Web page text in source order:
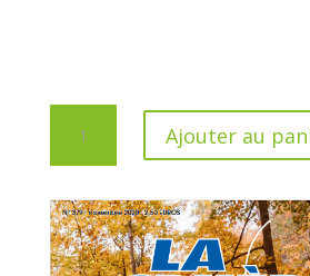
Télécharger
Sphère"
-
Novembre
Ajouter au